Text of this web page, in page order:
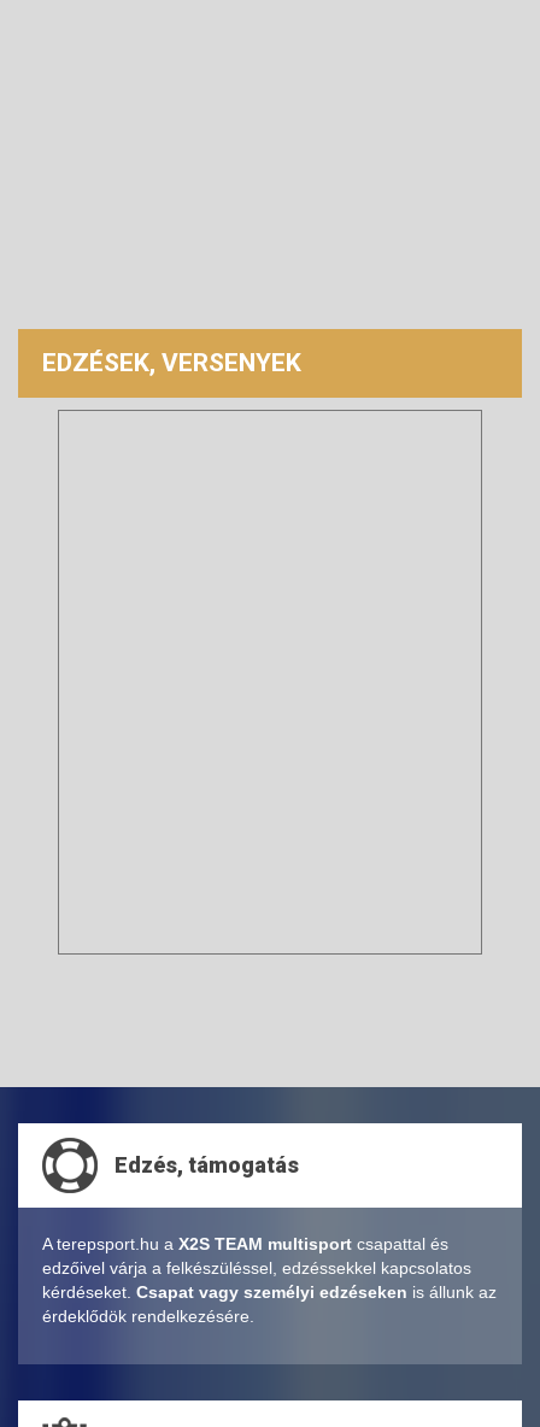
EDZÉSEK, VERSENYEK
Edzés, támogatás
A terepsport.hu a X2S TEAM multisport csapattal és
edzőivel várja a felkészüléssel, edzéssekkel kapcsolatos
kérdéseket. Csapat vagy személyi edzéseken is állunk az
érdeklődök rendelkezésére.